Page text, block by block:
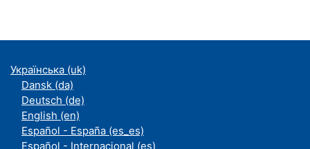
Українська ‎(uk)‎
Dansk ‎(da)‎
Deutsch ‎(de)‎
English ‎(en)‎
Español - España ‎(es_es)‎
Español - Internacional ‎(es)‎